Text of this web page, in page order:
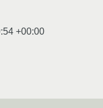
+00:00